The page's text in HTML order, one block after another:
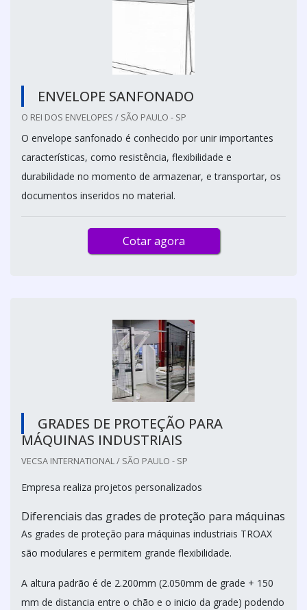
ENVELOPE SANFONADO
O REI DOS ENVELOPES / SÃO PAULO - SP
O envelope sanfonado é conhecido por unir importantes
características, como resistência, flexibilidade e
durabilidade no momento de armazenar, e transportar, os
documentos inseridos no material.
Cotar agora
GRADES DE PROTEÇÃO PARA
MÁQUINAS INDUSTRIAIS
VECSA INTERNATIONAL / SÃO PAULO - SP
Empresa realiza projetos personalizados
Diferenciais das grades de proteção para máquinas
As grades de proteção para máquinas industriais TROAX
são modulares e permitem grande flexibilidade.
A altura padrão é de 2.200mm (2.050mm de grade + 150
mm de distancia entre o chão e o inicio da grade) podendo